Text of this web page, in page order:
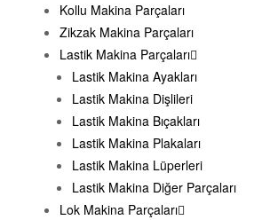
Kollu Makina Parçaları
Zikzak Makina Parçaları
Lastik Makina Parçaları
Lastik Makina Ayakları
Lastik Makina Dişlileri
Lastik Makina Bıçakları
Lastik Makina Plakaları
Lastik Makina Lüperleri
Lastik Makina Diğer Parçaları
Lok Makina Parçaları